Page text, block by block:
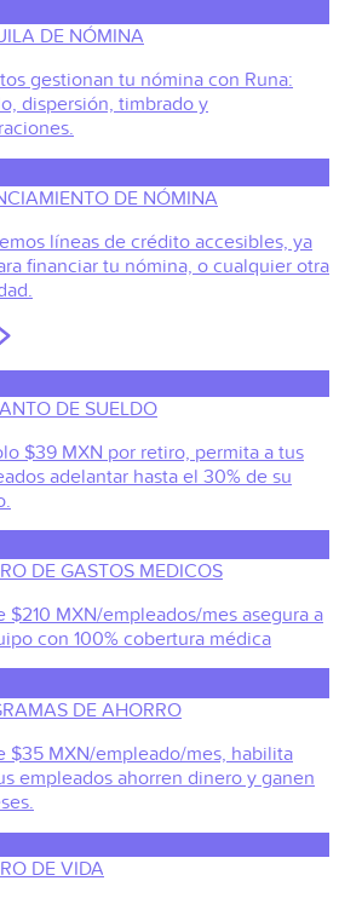
DE NÓMINA
gestionan tu nómina con Runa:
dispersión, timbrado y
DE NÓMINA
líneas de crédito accesibles, ya
financiar tu nómina, o cualquier otra
DE SUELDO
$39 MXN por retiro, permita a tus
adelantar hasta el 30% de su
DE GASTOS MEDICOS
$210 MXN/empleados/mes asegura a
con 100% cobertura médica
DE AHORRO
$35 MXN/empleado/mes, habilita
empleados ahorren dinero y ganen
DE VIDA